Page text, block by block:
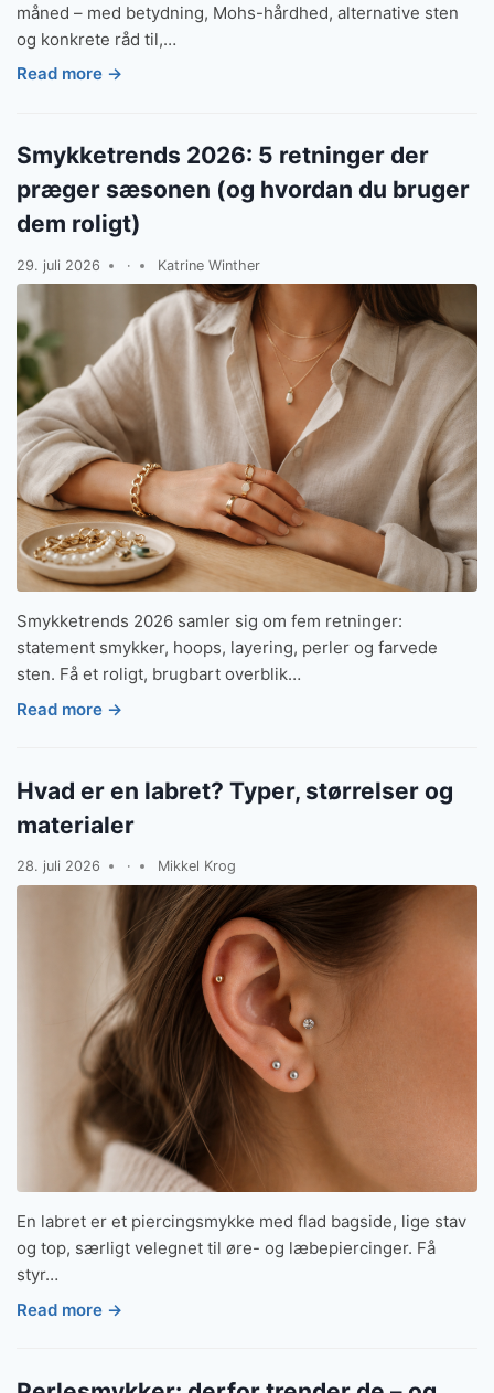
måned – med betydning, Mohs-hårdhed, alternative sten
og konkrete råd til,…
Read more →
Smykketrends 2026: 5 retninger der
præger sæsonen (og hvordan du bruger
dem roligt)
29. juli 2026 · Katrine Winther
Smykketrends 2026 samler sig om fem retninger:
statement smykker, hoops, layering, perler og farvede
sten. Få et roligt, brugbart overblik…
Read more →
Hvad er en labret? Typer, størrelser og
materialer
28. juli 2026 · Mikkel Krog
En labret er et piercingsmykke med flad bagside, lige stav
og top, særligt velegnet til øre- og læbepiercinger. Få
styr…
Read more →